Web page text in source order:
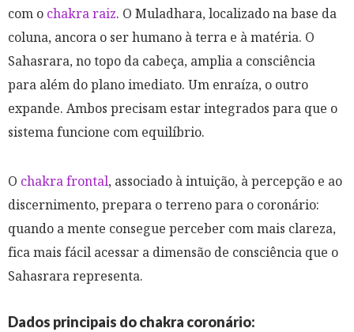
com o chakra raiz. O Muladhara, localizado na base da
coluna, ancora o ser humano à terra e à matéria. O
Sahasrara, no topo da cabeça, amplia a consciência
para além do plano imediato. Um enraíza, o outro
expande. Ambos precisam estar integrados para que o
sistema funcione com equilíbrio.
O chakra frontal, associado à intuição, à percepção e ao
discernimento, prepara o terreno para o coronário:
quando a mente consegue perceber com mais clareza,
fica mais fácil acessar a dimensão de consciência que o
Sahasrara representa.
Dados principais do chakra coronário: